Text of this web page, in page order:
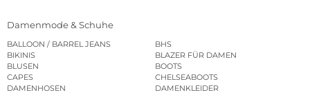
Damenmode & Schuhe
BALLOON / BARREL JEANS
BHS
BIKINIS
BLAZER FÜR DAMEN
BLUSEN
BOOTS
CAPES
CHELSEABOOTS
DAMENHOSEN
DAMENKLEIDER